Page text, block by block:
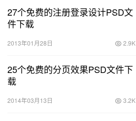
27个免费的注册登录设计PSD文
件下载
2013年01月28日 2.9K
25个免费的分页效果PSD文件下
载
2014年03月13日 3.2K